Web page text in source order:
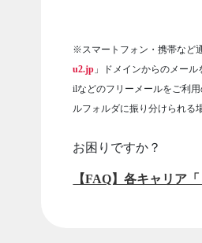
※スマートフォン・携帯など
u2.jp 」ドメインからのメー
ilなどのフリーメールをご利
ルフォルダに振り分けられる
お困りですか？
【FAQ】各キャリア